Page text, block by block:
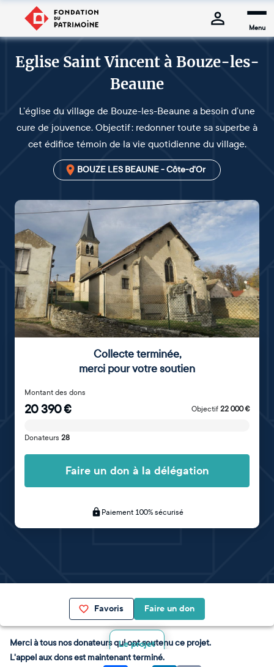
Menu
Eglise Saint Vincent à Bouze-les-
Beaune
L’église du village de Bouze-les-Beaune a besoin d’une
cure de jouvence. Objectif : redonner toute sa superbe à
cet édifice témoin de la vie quotidienne du village.
BOUZE LES BEAUNE - Côte-d'Or
Collecte terminée,
merci pour votre soutien
Montant des dons
20 390€ Objectif 22 000€
Donateurs 28
Faire un don à la délégation
Paiement 100% sécurisé
Favoris Faire un don
Le projet
Merci à tous nos donateurs qui ont soutenu ce projet.
L'appel aux dons est maintenant terminé.